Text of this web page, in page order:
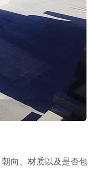
向、材质以及是否包